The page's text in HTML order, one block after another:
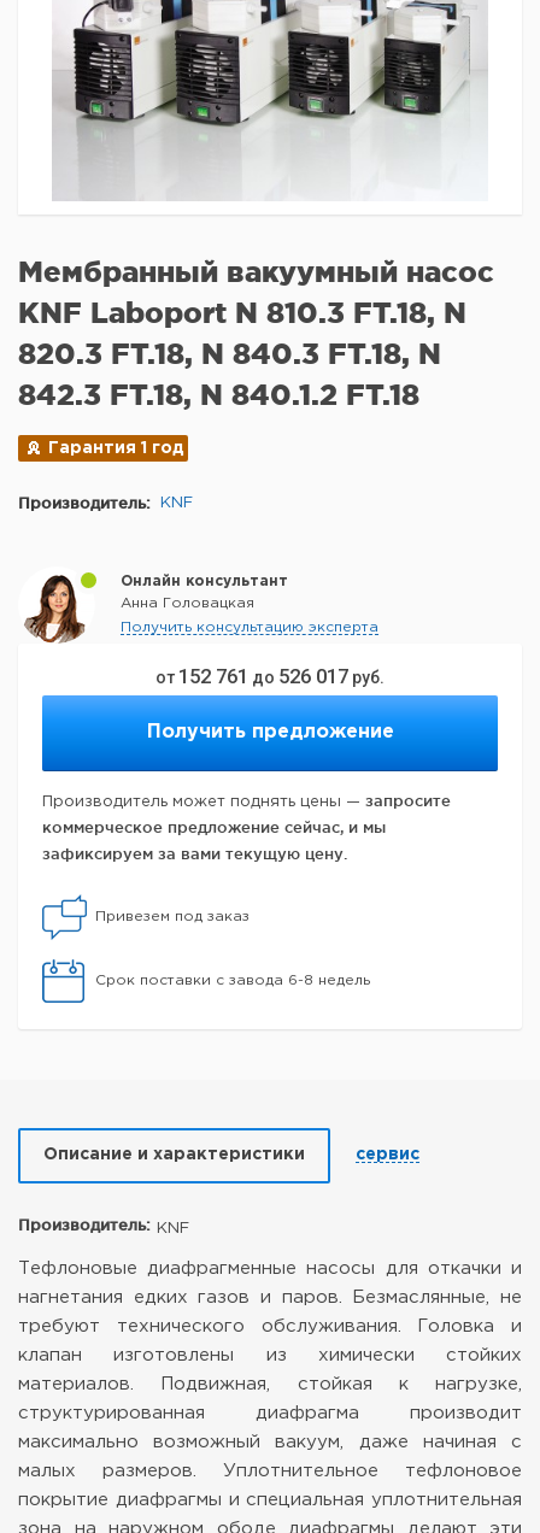
от 152 761 до 526 017 руб.
Получить предложение
Производитель может поднять цены — запросите
коммерческое предложение сейчас, и мы
зафиксируем за вами текущую цену.
Привезем под заказ
Срок поставки с завода 6-8 недель
Мембранный вакуумный насос
KNF Laboport N 810.3 FT.18, N
820.3 FT.18, N 840.3 FT.18, N
842.3 FT.18, N 840.1.2 FT.18
Гарантия 1 год
Производитель: KNF
Онлайн консультант
Анна Головацкая
Получить консультацию эксперта
Описание и характеристики сервис
Производитель: KNF
Тефлоновые диафрагменные насосы для откачки и
нагнетания едких газов и паров. Безмаслянные, не
требуют технического обслуживания. Головка и
клапан изготовлены из химически стойких
материалов. Подвижная, стойкая к нагрузке,
структурированная диафрагма производит
максимально возможный вакуум, даже начиная с
малых размеров. Уплотнительное тефлоновое
покрытие диафрагмы и специальная уплотнительная
зона на наружном ободе диафрагмы делают эти